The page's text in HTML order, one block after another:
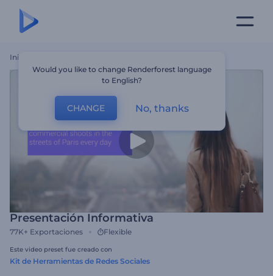
Inicio
Presentación Informativa
77K+ Exportaciones Flexible
Este video preset fue creado con
Kit de Herramientas de Redes Sociales
Would you like to change Renderforest language
to English?
CHANGE No, thanks